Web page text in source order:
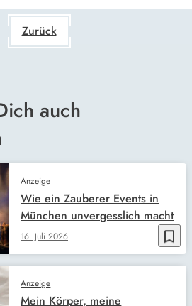
Zurück
auch
bookmark_border
Anzeige
16. Juli 2026
Wie ein Zauberer Events in
München unvergesslich macht
Anzeige
Mein Körper, meine